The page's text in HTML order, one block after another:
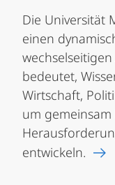
Die Universität
einen
bedeutet,
Wirtschaft,
um
entwickeln.